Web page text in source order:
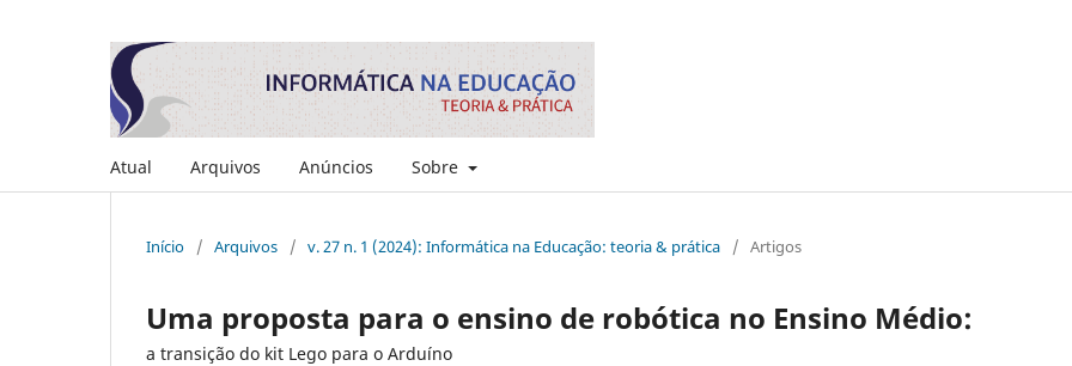
Atual Arquivos Anúncios Sobre
Início / Arquivos / v. 27 n. 1 (2024): Informática na Educação: teoria & prática / Artigos
Uma proposta para o ensino de robótica no Ensino Médio:
a transição do kit Lego para o Arduíno